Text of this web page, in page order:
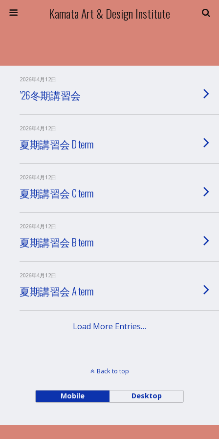
Kamata Art & Design Institute
2026年4月12日
’26冬期講習会
2026年4月12日
夏期講習会 D term
2026年4月12日
夏期講習会 C term
2026年4月12日
夏期講習会 B term
2026年4月12日
夏期講習会 A term
Load More Entries…
Back to top
Mobile Desktop